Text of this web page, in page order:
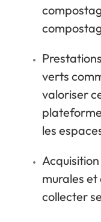
verts
valoriser
les
murales
collecter